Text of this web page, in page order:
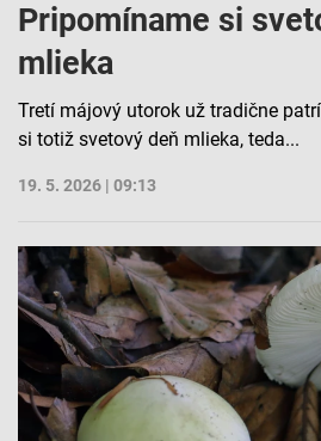
Pripomíname si
mlieka
Tretí májový utorok už tradične
si totiž svetový deň mlieka, teda...
19. 5. 2026 | 09:13